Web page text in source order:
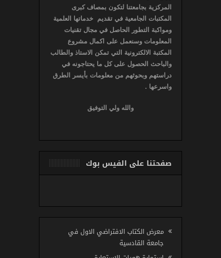
المركزية بجامعتنا لتكون بمصاف كبرى
المكتبات الجامعية في تقديم خدماتها العلمية
ومواكبة التطور الحاصل في مجال تقنيات
المعلومات وسنعمل على اكمال مشروع
المكتبة الالكترونية التي تمكن الاستاذ والطالب
والباحث الحصول على كل ما يحتاجونه في
دراستهم وبحوثهم من معلومات بأيسر الطرق
واسرعها .
والله ولي التوفيق
صفحتنا على الفيس بوك
معرض الكتاب الافتراضي الاول في
جامعة القادسية